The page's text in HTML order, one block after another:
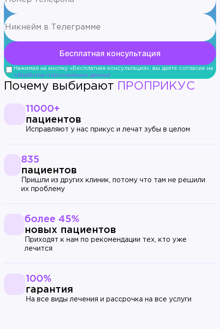
Нажимая на кнопку «Бесплатная консультация», вы даёте согласие на
обработку персональных данных.
Почему выбирают ПРОПРИКУС
11000+
пациентов
Исправляют у нас прикус и лечат зубы в целом
835
пациентов
Пришли из других клиник, потому что там не решили
их проблему
более 45%
новых пациентов
Приходят к нам по рекомендации тех, кто уже
лечится
100%
гарантия
На все виды лечения и рассрочка на все услуги